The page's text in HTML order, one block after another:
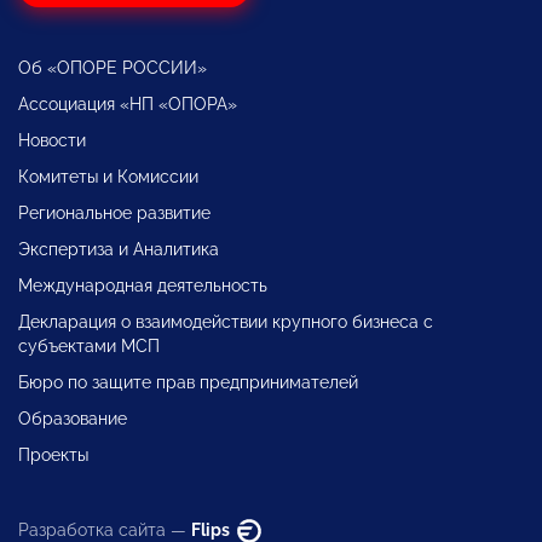
Об «ОПОРЕ РОССИИ»
Ассоциация «НП «ОПОРА»
Новости
Комитеты и Комиссии
Региональное развитие
Экспертиза и Аналитика
Международная деятельность
Декларация о взаимодействии крупного бизнеса с
субъектами МСП
Бюро по защите прав предпринимателей
Образование
Проекты
Разработка сайта — Flips